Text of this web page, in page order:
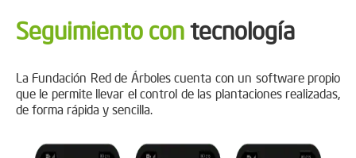
Seguimiento contecnología
La Fundación Red de Árboles cuenta con un software propio
que le permite llevar el control de las plantaciones realizadas,
de forma rápida y sencilla.